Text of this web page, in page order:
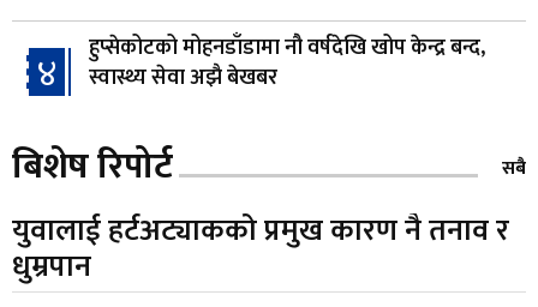
४
हुप्सेकोटको मोहनडाँडामा नौ वर्षदेखि खोप केन्द्र बन्द,
स्वास्थ्य सेवा अझै बेखबर
५ हाम्रो चेतना, नेतृत्व, सभ्यता र भविष्य
६
गैँडाको आतंकः बगुवनमा किसानको धानबाली नष्ट,
बिशेष रिपोर्ट सबै
युवालाई हर्टअट्याकको प्रमुख कारण नै तनाव र
धुम्रपान